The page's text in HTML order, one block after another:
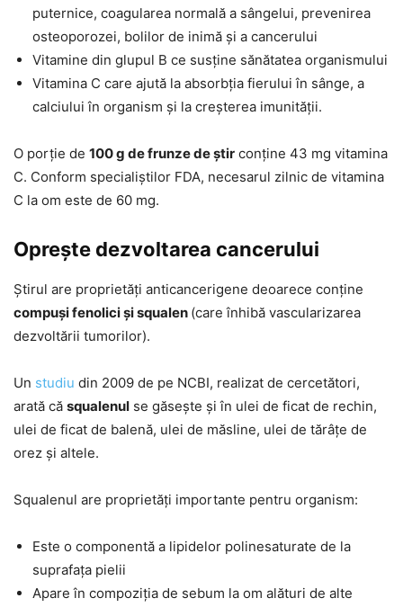
puternice, coagularea normală a sângelui, prevenirea
osteoporozei, bolilor de inimă și a cancerului
Vitamine din glupul B ce susține sănătatea organismului
Vitamina C care ajută la absorbția fierului în sânge, a
calciului în organism și la creșterea imunității.
O porție de 100 g de frunze de știr conține 43 mg vitamina
C. Conform specialiștilor FDA, necesarul zilnic de vitamina
C la om este de 60 mg.
Oprește dezvoltarea cancerului
Știrul are proprietăți anticancerigene deoarece conține
compuși fenolici și squalen (care înhibă vascularizarea
dezvoltării tumorilor).
Un studiu din 2009 de pe NCBI, realizat de cercetători,
arată că squalenul se găsește și în ulei de ficat de rechin,
ulei de ficat de balenă, ulei de măsline, ulei de tărâțe de
orez și altele.
Squalenul are proprietăți importante pentru organism:
Este o componentă a lipidelor polinesaturate de la
suprafața pielii
Apare în compoziția de sebum la om alături de alte